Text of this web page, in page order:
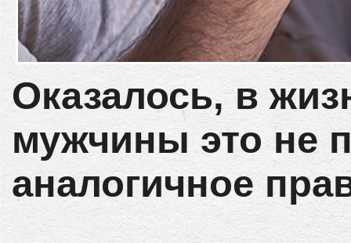
Оказалось, в
мужчины это не
аналогичное